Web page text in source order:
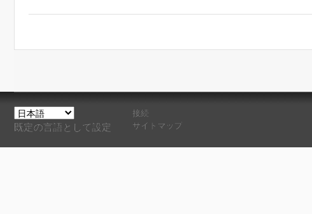
既定の言語として設定
接続
サイトマップ